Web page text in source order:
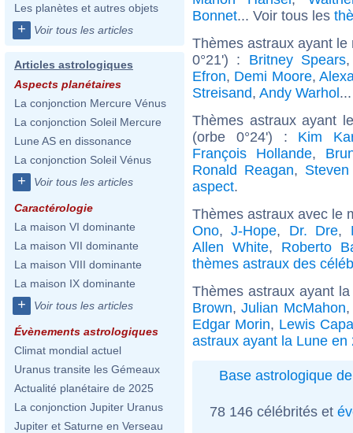
Les planètes et autres objets
+ Voir tous les articles
Articles astrologiques
Aspects planétaires
La conjonction Mercure Vénus
La conjonction Soleil Mercure
Lune AS en dissonance
La conjonction Soleil Vénus
+ Voir tous les articles
Caractérologie
La maison VI dominante
La maison VII dominante
La maison VIII dominante
La maison IX dominante
+ Voir tous les articles
Évènements astrologiques
Climat mondial actuel
Uranus transite les Gémeaux
Actualité planétaire de 2025
La conjonction Jupiter Uranus
Jupiter et Saturne en Verseau
Bonnet... Voir tous les
Thèmes astraux ayant
0°21') : Britney Spears
Efron, Demi Moore,
Streisand, Andy Warhol
Thèmes astraux ayant
(orbe 0°24') : Kim
François Hollande,
Ronald Reagan,
aspect.
Thèmes astraux avec le
Ono,J-Hope, Dr. Dre,
Allen White, Roberto
thèmes astraux des
Thèmes astraux ayant
Brown,Julian McMahon
Edgar Morin, Lewis
astraux ayant la Lune en
Base astrologique
78 146 célébrités et